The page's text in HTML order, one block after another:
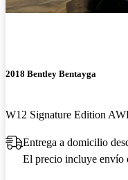
2018 Bentley Bentayga
W12 Signature Edition
Entrega a domicilio
El precio incluye envío